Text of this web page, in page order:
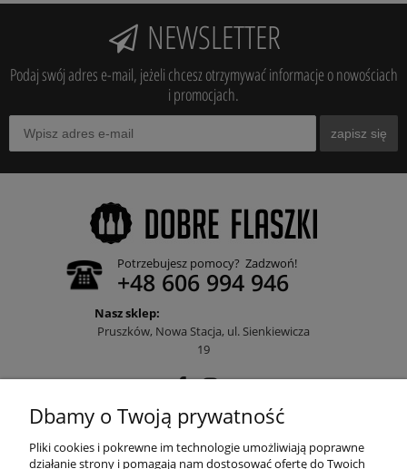
NEWSLETTER
Podaj swój adres e-mail, jeżeli chcesz otrzymywać informacje o nowościach
i promocjach.
zapisz się
Potrzebujesz pomocy? Zadzwoń!
+48 606 994 946
Nasz sklep:
Pruszków, Nowa Stacja, ul. Sienkiewicza
19
POMOC
Dbamy o Twoją prywatność
Pliki cookies i pokrewne im technologie umożliwiają poprawne
działanie strony i pomagają nam dostosować ofertę do Twoich